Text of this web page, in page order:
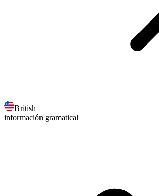
British
información gramatical